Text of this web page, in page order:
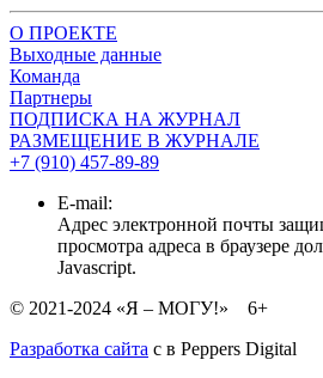
О ПРОЕКТЕ
Выходные данные
Команда
Партнеры
ПОДПИСКА НА ЖУРНАЛ
РАЗМЕЩЕНИЕ В ЖУРНАЛЕ
+7 (910) 457-89-89
E-mail:
Адрес электронной почты
просмотра адреса в браузере
Javascript.
© 2021-2024 «Я – МОГУ!» 6+
Разработка сайта с в Peppers Digital